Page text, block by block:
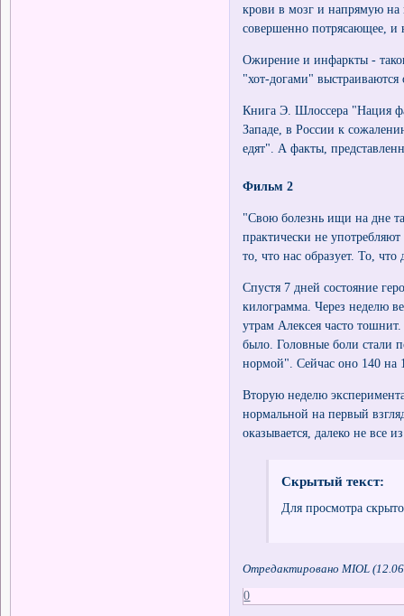
крови в мозг и напрямую на
совершенно потрясающее, и
Ожирение и инфаркты -
"хот-догами"
Книга Э. Шлоссера "Нация
Западе, в России к
едят". А факты,
Фильм 2
"Свою болезнь ищи на дне
практически не
то, что нас образует. То,
Спустя 7 дней состояние
килограмма. Через неделю
утрам Алексея часто
было. Головные боли стали
нормой". Сейчас оно 140 на
Вторую неделю
нормальной на первый
оказывается, далеко не все
Скрытый текст:
Для просмотра
Отредактировано MIOL
0